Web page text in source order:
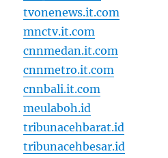
tvonenews.it.com
mnctv.it.com
cnnmedan.it.com
cnnmetro.it.com
cnnbali.it.com
meulaboh.id
tribunacehbarat.id
tribunacehbesar.id